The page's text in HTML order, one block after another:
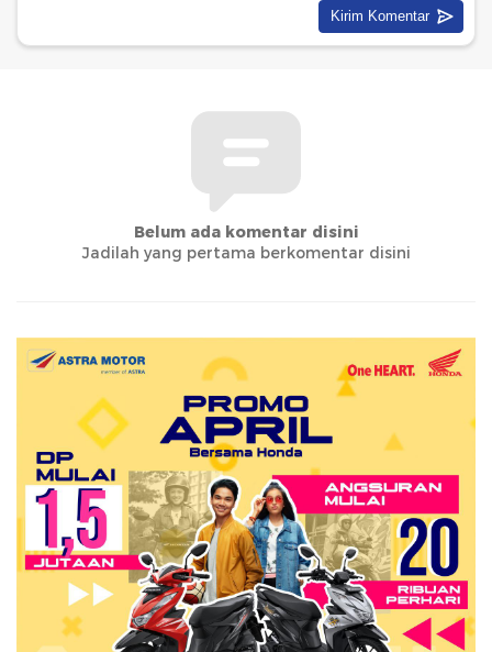
Belum ada komentar disini
Jadilah yang pertama berkomentar disini